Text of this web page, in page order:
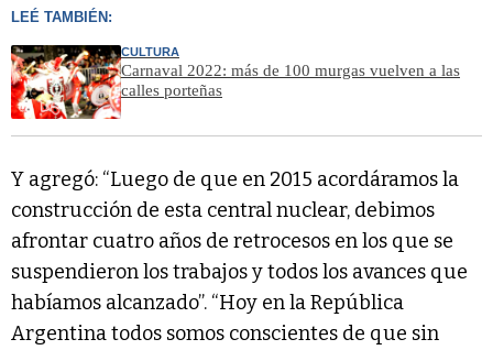
LEÉ TAMBIÉN:
CULTURA
Carnaval 2022: más de 100 murgas vuelven a las
calles porteñas
Y agregó: “Luego de que en 2015 acordáramos la
construcción de esta central nuclear, debimos
afrontar cuatro años de retrocesos en los que se
suspendieron los trabajos y todos los avances que
habíamos alcanzado”. “Hoy en la República
Argentina todos somos conscientes de que sin